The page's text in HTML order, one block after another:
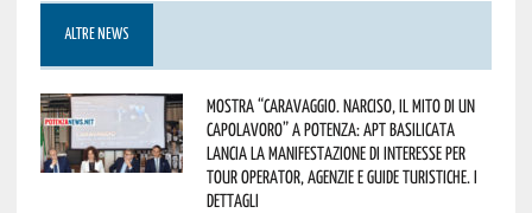
ALTRE NEWS
Mostra “Caravaggio. Narciso, il mito di un
capolavoro” a Potenza: APT Basilicata
lancia la manifestazione di interesse per
Tour Operator, Agenzie e Guide Turistiche. I
dettagli